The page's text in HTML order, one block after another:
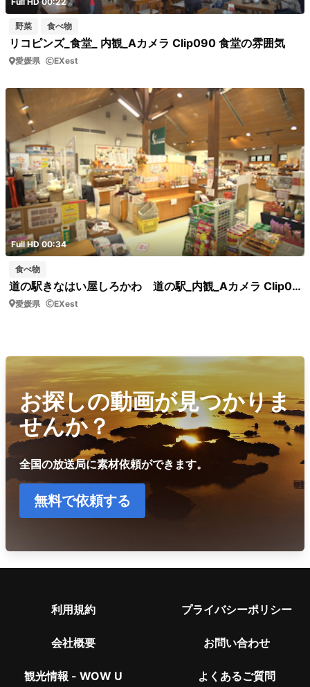
野菜 食べ物
リコピンズ_食堂_ 内観_Aカメラ Clip090 食堂の雰囲気
愛媛県 EXest
Full HD 00:34
食べ物
道の駅きなはい屋しろかわ 道の駅_内観_Aカメラ Clip0005 道の駅 内観 道の駅 内観 引き
愛媛県 EXest
お探しの動画が見つかりま
せんか？
全国の放送局に素材依頼ができます。
無料で依頼する
利用規約 プライバシーポリシー
会社概要 お問い合わせ
観光情報 - WOW U よくあるご質問